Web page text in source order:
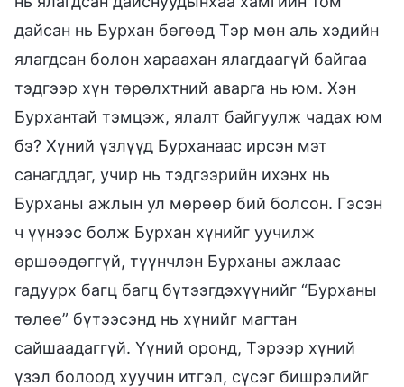
дайсан нь Бурхан бөгөөд Тэр мөн аль хэдийн
ялагдсан болон хараахан ялагдаагүй байгаа
тэдгээр хүн төрөлхтний аварга нь юм. Хэн
Бурхантай тэмцэж, ялалт байгуулж чадах юм
бэ? Хүний үзлүүд Бурханаас ирсэн мэт
санагддаг, учир нь тэдгээрийн ихэнх нь
Бурханы ажлын ул мөрөөр бий болсон. Гэсэн
ч үүнээс болж Бурхан хүнийг уучилж
өршөөдөггүй, түүнчлэн Бурханы ажлаас
гадуурх багц багц бүтээгдэхүүнийг “Бурханы
төлөө” бүтээсэнд нь хүнийг магтан
сайшаадаггүй. Үүний оронд, Тэрээр хүний
үзэл болоод хуучин итгэл, сүсэг бишрэлийг